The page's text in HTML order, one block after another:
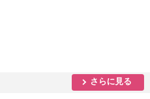
さらに見る